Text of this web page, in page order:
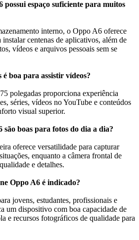
espaço suficiente para muitos
interno, o Oppo A6 oferece
instalar centenas de aplicativos, além de
vídeos e arquivos pessoais sem se
é boa para assistir vídeos?
polegadas proporciona experiência
séries, vídeos no YouTube e conteúdos
visual superior.
são boas para fotos do dia a dia?
oferece versatilidade para capturar
enquanto a câmera frontal de
e detalhes.
Oppo A6 é indicado?
jovens, estudantes, profissionais e
um dispositivo com boa capacidade de
e recursos fotográficos de qualidade para